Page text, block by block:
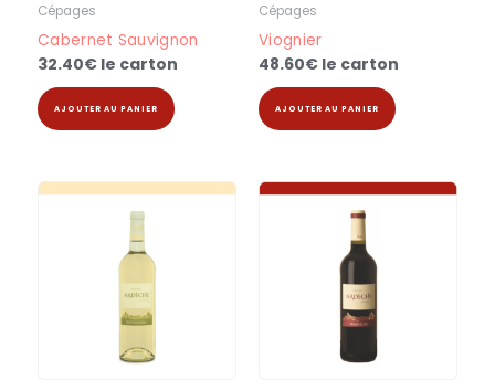
Cépages
Cabernet Sauvignon
32.40€ le carton
AJOUTER AU PANIER
Cépages
Viognier
48.60€ le carton
AJOUTER AU PANIER